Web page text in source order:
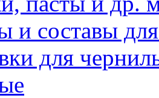
и составы
для